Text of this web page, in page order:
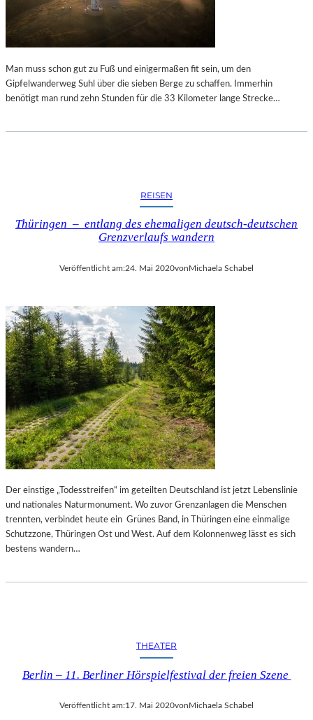
Man muss schon gut zu Fuß und einigermaßen fit sein, um den
Gipfelwanderweg Suhl über die sieben Berge zu schaffen. Immerhin
benötigt man rund zehn Stunden für die 33 Kilometer lange Strecke…
REISEN
Thüringen – entlang des ehemaligen deutsch-deutschen
Grenzverlaufs wandern
Veröffentlicht am:24. Mai 2020vonMichaela Schabel
Der einstige „Todesstreifen“ im geteilten Deutschland ist jetzt Lebenslinie
und nationales Naturmonument. Wo zuvor Grenzanlagen die Menschen
trennten, verbindet heute ein Grünes Band, in Thüringen eine einmalige
Schutzzone, Thüringen Ost und West. Auf dem Kolonnenweg lässt es sich
bestens wandern…
THEATER
Berlin – 11. Berliner Hörspielfestival der freien Szene
Veröffentlicht am:17. Mai 2020vonMichaela Schabel